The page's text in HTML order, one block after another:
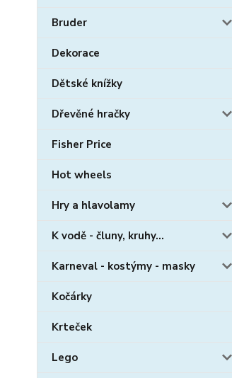
Bruder
Dekorace
Dětské knížky
Dřevěné hračky
Fisher Price
Hot wheels
Hry a hlavolamy
K vodě - čluny, kruhy...
Karneval - kostýmy - masky
Kočárky
Krteček
Lego